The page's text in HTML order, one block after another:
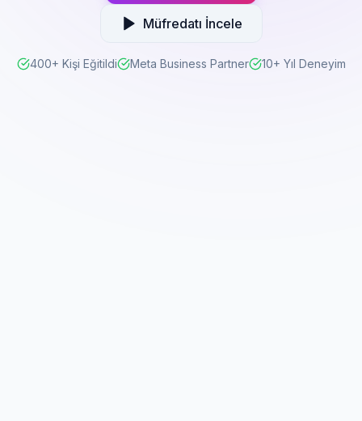
Müfredatı İncele
400+ Kişi Eğitildi Meta Business Partner 10+ Yıl Deneyim